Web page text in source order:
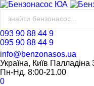
093 90 88 44 9
095 90 88 44 9
info@benzonasos.ua
Україна, Київ Палладіна
Пн-Нд. 8:00-21.00
0